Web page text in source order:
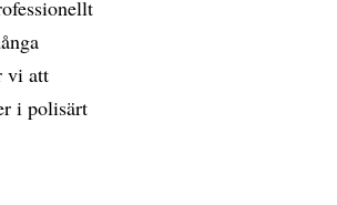
vi att
i polisärt